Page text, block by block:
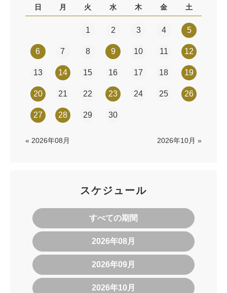
日 月 火 水 木 金 土
1 2 3 4 5
6 7 8 9 10 11 12
13 14 15 16 17 18 19
20 21 22 23 24 25 26
27 28 29 30
« 2026年08月 2026年10月 »
スケジュール
すべての期間
2026年08月
2026年09月
2026年10月